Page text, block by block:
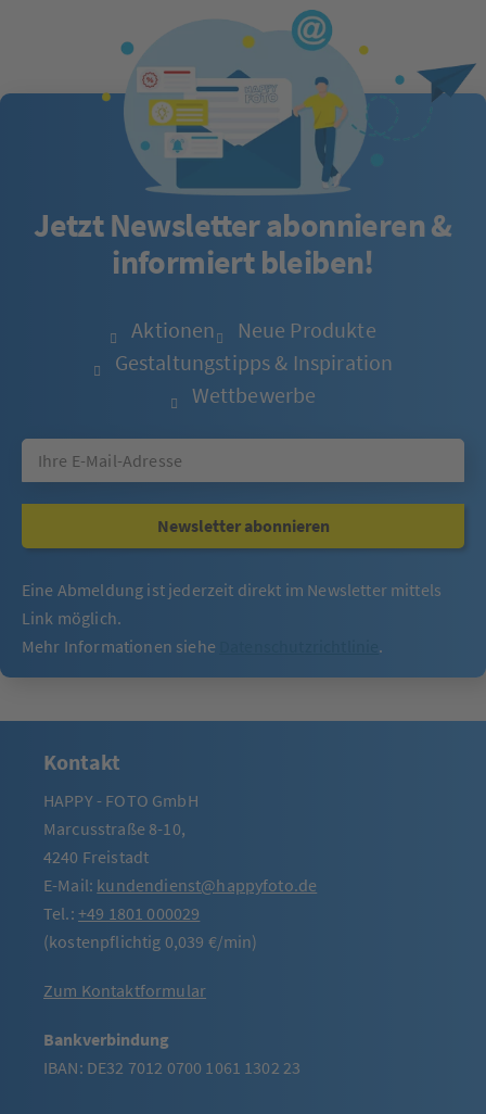
Jetzt Newsletter abonnieren &
informiert bleiben!
Aktionen
Neue Produkte
Gestaltungstipps & Inspiration
Wettbewerbe
Newsletter abonnieren
Eine Abmeldung ist jederzeit direkt im Newsletter mittels
Link möglich.
Mehr Informationen siehe
.
Kontakt
HAPPY - FOTO GmbH
Marcusstraße 8-10,
4240 Freistadt
E-Mail: kundendienst@happyfoto.de
Tel.: +49 1801 000029
(kostenpflichtig 0,039 €/min)
Zum Kontaktformular
Bankverbindung
IBAN: DE32 7012 0700 1061 1302 23